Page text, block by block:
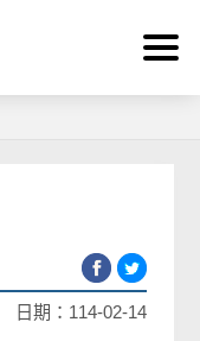
日期：114-02-14